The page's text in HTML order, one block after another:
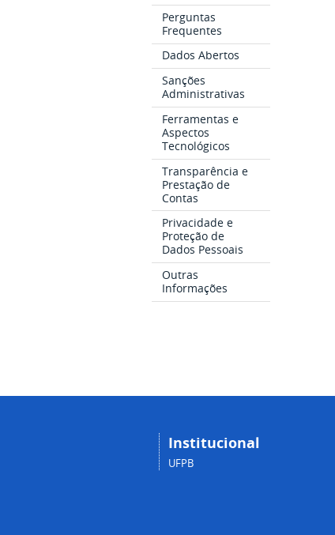
Perguntas
Frequentes
Dados Abertos
Sanções
Administrativas
Ferramentas e
Aspectos
Tecnológicos
Transparência e
Prestação de
Contas
Privacidade e
Proteção de
Dados Pessoais
Outras
Informações
Institucional
UFPB